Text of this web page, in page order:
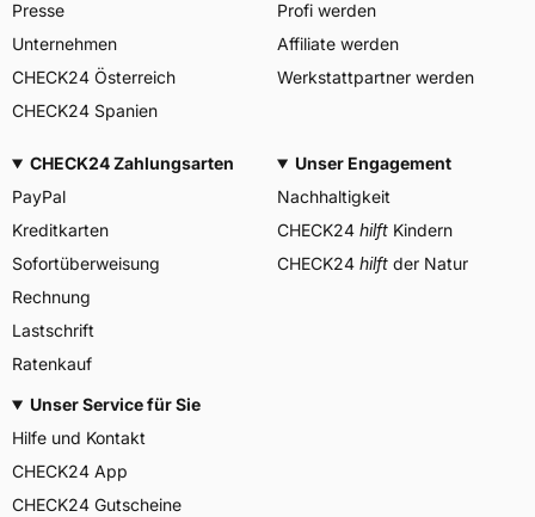
Herstellerkontakt
Continental-Plaza 1 30173
Hannover Deutschland,
de
Presse
Unternehmen
CHECK24 Österreich
CHECK24 Spanien
Profi werden
Affiliate werden
Werkstattpartner werden
CHECK24 Zahlungsarten
PayPal
Kreditkarten
Sofortüberweisung
Rechnung
Lastschrift
Ratenkauf
Unser Engagement
Nachhaltigkeit
CHECK24 hilft Kindern
CHECK24 hilft der Natur
Unser Service für Sie
Hilfe und Kontakt
CHECK24 App
CHECK24 Gutscheine